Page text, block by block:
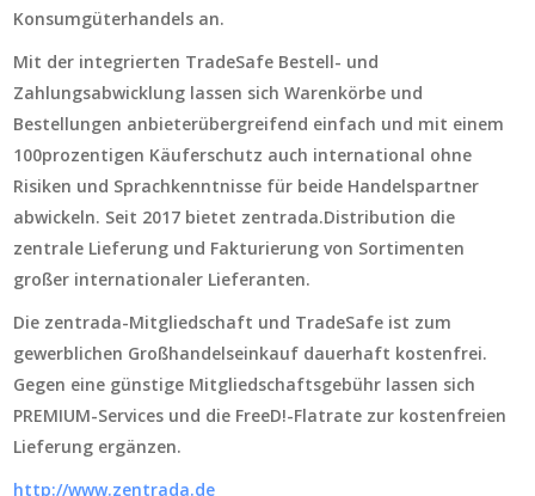
Konsumgüterhandels an.
Mit der integrierten TradeSafe Bestell- und
Zahlungsabwicklung lassen sich Warenkörbe und
Bestellungen anbieterübergreifend einfach und mit einem
100prozentigen Käuferschutz auch international ohne
Risiken und Sprachkenntnisse für beide Handelspartner
abwickeln. Seit 2017 bietet zentrada.Distribution die
zentrale Lieferung und Fakturierung von Sortimenten
großer internationaler Lieferanten.
Die zentrada-Mitgliedschaft und TradeSafe ist zum
gewerblichen Großhandelseinkauf dauerhaft kostenfrei.
Gegen eine günstige Mitgliedschaftsgebühr lassen sich
PREMIUM-Services und die FreeD!-Flatrate zur kostenfreien
Lieferung ergänzen.
http://www.zentrada.de